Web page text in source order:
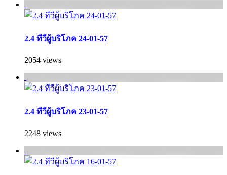
2.4 ทีวีผู้บริโภค 24-01-57
2054 views
2.4 ทีวีผู้บริโภค 23-01-57
2248 views